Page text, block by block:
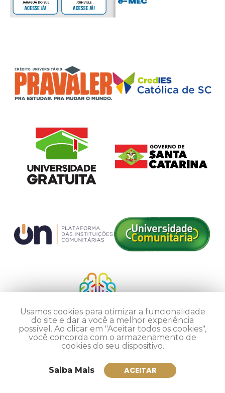
Inscreva-se
Usamos cookies para otimizar a funcionalidade
do site e dar a você a melhor experiência
possível. Ao clicar em "Aceitar todos os cookies",
você concorda com o armazenamento de
cookies do seu dispositivo.
Saiba Mais ACEITAR